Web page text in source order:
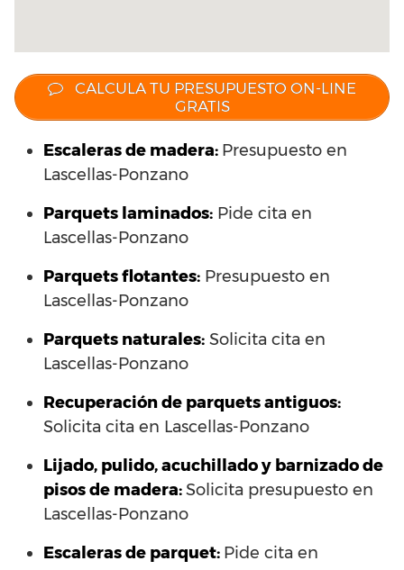
CALCULA TU PRESUPUESTO ON-LINE
GRATIS
Escaleras de madera: Presupuesto en
Lascellas-Ponzano
Parquets laminados: Pide cita en
Lascellas-Ponzano
Parquets flotantes: Presupuesto en
Lascellas-Ponzano
Parquets naturales: Solicita cita en
Lascellas-Ponzano
Recuperación de parquets antiguos:
Solicita cita en Lascellas-Ponzano
Lijado, pulido, acuchillado y barnizado de
pisos de madera:Solicita presupuesto en
Lascellas-Ponzano
Escaleras de parquet: Pide cita en